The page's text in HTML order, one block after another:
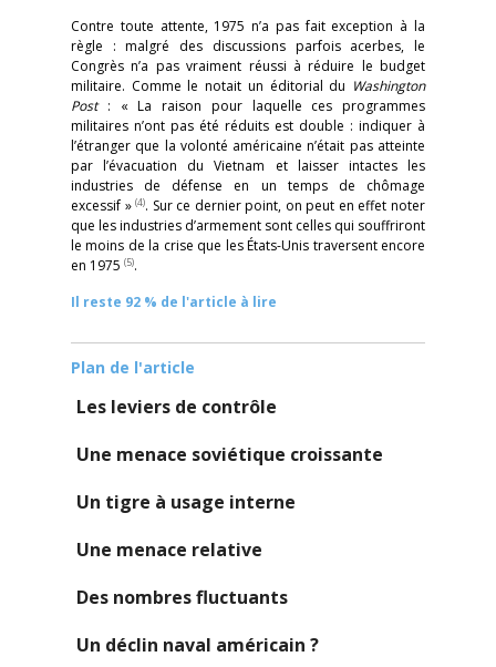
Contre toute attente, 1975 n’a pas fait exception à la
règle : malgré des discussions parfois acerbes, le
Congrès n’a pas vraiment réussi à réduire le budget
militaire. Comme le notait un éditorial du Washington
Post : « La raison pour laquelle ces programmes
militaires n’ont pas été réduits est double : indiquer à
l’étranger que la volonté américaine n’était pas atteinte
par l’évacuation du Vietnam et laisser intactes les
industries de défense en un temps de chômage
excessif »(4). Sur ce dernier point, on peut en effet noter
que les industries d’armement sont celles qui souffriront
le moins de la crise que les États-Unis traversent encore
en 1975 (5).
Il reste 92 % de l'article à lire
Plan de l'article
Les leviers de contrôle
Une menace soviétique croissante
Un tigre à usage interne
Une menace relative
Des nombres fluctuants
Un déclin naval américain ?